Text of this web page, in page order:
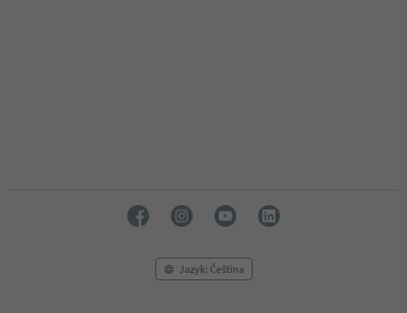
Jazyk: Čeština